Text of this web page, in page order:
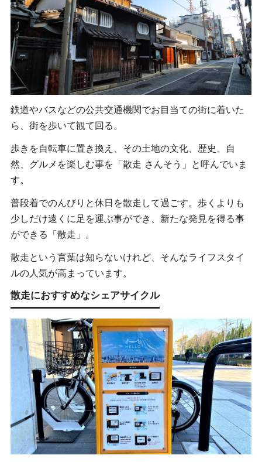
鉄道やバスなどの公共交通機関でお目当ての街に着いた
ら、街を歩いて観て回る。
歩きを自転車に置き換え、その土地の文化、歴史、自
然、グルメを楽しむ事を「散走 さんそう」と呼んでいま
す。
普段着でのんびりと休日を散走して過ごす。歩くよりも
少しだけ遠くに足を運ぶ事ができ、新たな発見を得る事
ができる「散走」。
散走という言葉は知らないけれど、そんなライフスタイ
ルの人気が高まっています。
散走におすすめなシェアサイクル